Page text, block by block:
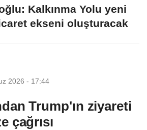
Kalkınma Yolu yeni
ekseni oluşturacak
2026 - 17:44
Trump'ın ziyareti
çağrısı